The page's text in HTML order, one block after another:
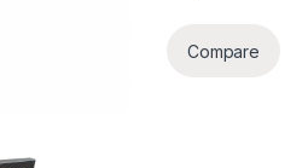
Compare